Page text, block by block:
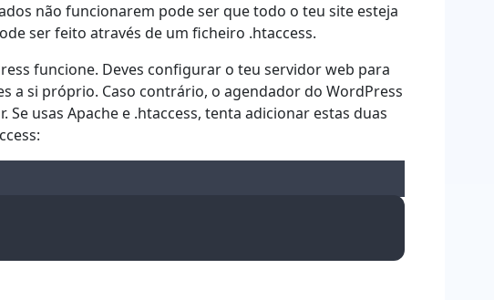
não funcionarem pode ser que todo o teu site esteja
ser feito através de um ficheiro .htaccess.
funcione. Deves configurar o teu servidor web para
a si próprio. Caso contrário, o agendador do WordPress
usas Apache e .htaccess, tenta adicionar estas duas